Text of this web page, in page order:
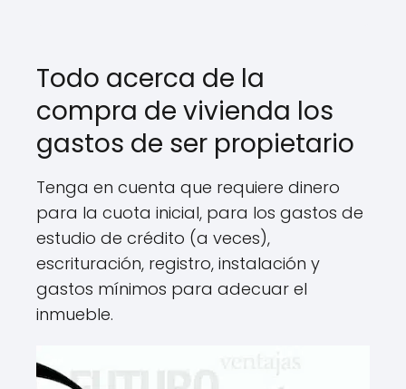
Todo acerca de la
compra de vivienda los
gastos de ser propietario
Tenga en cuenta que requiere dinero
para la cuota inicial, para los gastos de
estudio de crédito (a veces),
escrituración, registro, instalación y
gastos mínimos para adecuar el
inmueble.